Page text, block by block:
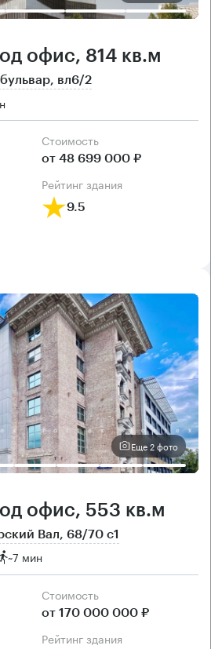
офис, 814 кв.м
вл6/2
Cтоимость
от 48 699 000 ₽
рейтинг здания
9.5
Еще 2 фото
офис, 553 кв.м
Вал, 68/70 с1
~7 мин
Cтоимость
от 170 000 000 ₽
рейтинг здания